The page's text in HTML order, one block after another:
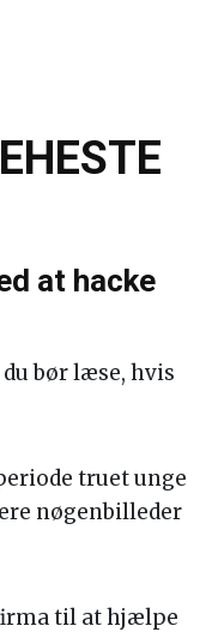
at hacke
bør læse, hvis
truet unge
nøgenbilleder
til at hjælpe